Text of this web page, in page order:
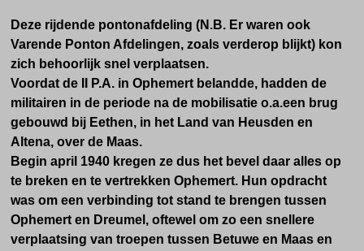
Deze rijdende pontonafdeling (N.B. Er waren ook
Varende Ponton Afdelingen, zoals verderop blijkt) kon
zich behoorlijk snel verplaatsen.
Voordat de II P.A. in Ophemert belandde, hadden de
militairen in de periode na de mobilisatie o.a.een brug
gebouwd bij Eethen, in het Land van Heusden en
Altena, over de Maas.
Begin april 1940 kregen ze dus het bevel daar alles op
te breken en te vertrekken Ophemert. Hun opdracht
was om een verbinding tot stand te brengen tussen
Ophemert en Dreumel, oftewel om zo een snellere
verplaatsing van troepen tussen Betuwe en Maas en